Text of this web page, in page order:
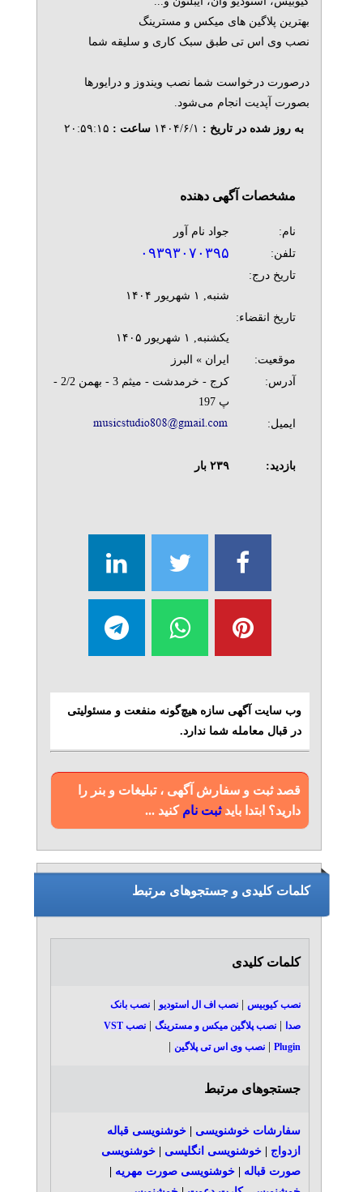
بهترین پلاگین های میکس و مسترینگ
نصب وی اس تی طبق سبک کاری و سلیقه شما
درصورت درخواست شما نصب ویندوز و درایورها
بصورت آپدیت انجام می‌شود.
به روز شده در تاریخ : ۱۴۰۴/۶/۱ ساعت : ۲۰:۵۹:۱۵
مشخصات آگهی دهنده
نام:
جواد نام آور
تلفن:
۰۹۳۹۳۰۷۰۳۹۵
تاریخ درج:
شنبه, ۱ شهريور ۱۴۰۴
تاریخ انقضاء:
يکشنبه, ۱ شهريور ۱۴۰۵
موقعیت:
ایران » البرز
آدرس:
کرج - خرمدشت - میثم 3 - بهمن 2/2 -
پ 197
ایمیل:
بازدید: ۲۳۹ بار
وب سایت آگهی سازه هیچ‌گونه منفعت و مسئولیتی
در قبال معامله شما ندارد.
قصد ثبت و سفارش آگهی ، تبلیغات و بنر را
دارید؟ ابتدا بایدثبت نام کنید ...
کلمات کلیدی و جستجوهای مرتبط
کلمات کلیدی
نصب کیوبیس |نصب اف ال استودیو |نصب بانک
صدا
|نصب پلاگین میکس و مسترینگ |
نصب VST
Plugin
|نصب وی اس تی پلاگین
جستجوهای مرتبط
سفارشات خوشنویسی |خوشنویسی قباله
ازدواج
|خوشنویسی انگلیسی |خوشنویسی
صورت قباله
|خوشنویسی صورت مهریه